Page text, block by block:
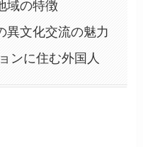
域の特徴
異文化交流の魅力
ンに住む外国人